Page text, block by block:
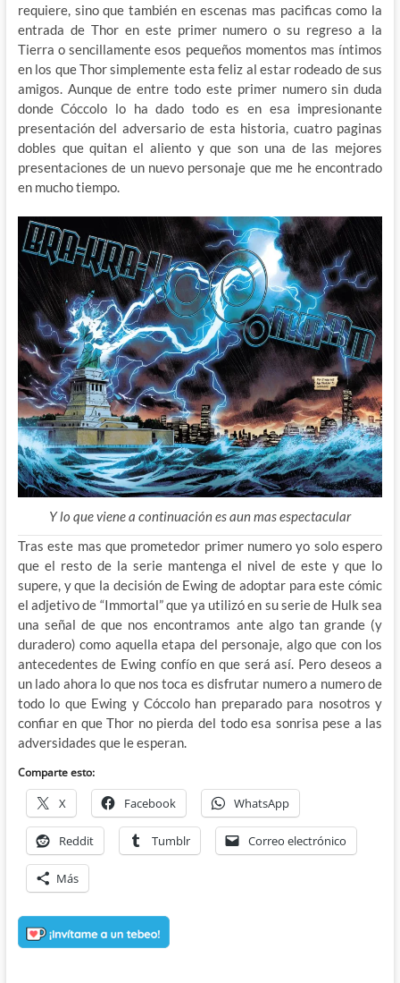
requiere, sino que también en escenas mas pacificas como la
entrada de Thor en este primer numero o su regreso a la
Tierra o sencillamente esos pequeños momentos mas íntimos
en los que Thor simplemente esta feliz al estar rodeado de sus
amigos. Aunque de entre todo este primer numero sin duda
donde Cóccolo lo ha dado todo es en esa impresionante
presentación del adversario de esta historia, cuatro paginas
dobles que quitan el aliento y que son una de las mejores
presentaciones de un nuevo personaje que me he encontrado
en mucho tiempo.
Y lo que viene a continuación es aun mas espectacular
Tras este mas que prometedor primer numero yo solo espero
que el resto de la serie mantenga el nivel de este y que lo
supere, y que la decisión de Ewing de adoptar para este cómic
el adjetivo de “Immortal” que ya utilizó en su serie de Hulk sea
una señal de que nos encontramos ante algo tan grande (y
duradero) como aquella etapa del personaje, algo que con los
antecedentes de Ewing confío en que será así. Pero deseos a
un lado ahora lo que nos toca es disfrutar numero a numero de
todo lo que Ewing y Cóccolo han preparado para nosotros y
confiar en que Thor no pierda del todo esa sonrisa pese a las
adversidades que le esperan.
Comparte esto:
X Facebook WhatsApp
Reddit Tumblr Correo electrónico
Más